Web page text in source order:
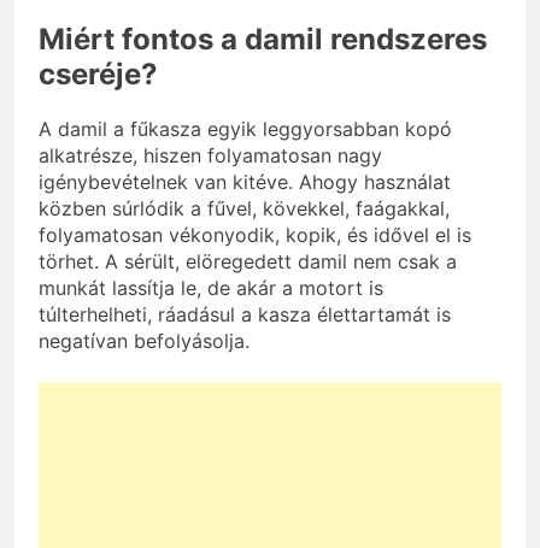
Miért fontos a damil rendszeres
cseréje?
A damil a fűkasza egyik leggyorsabban kopó
alkatrésze, hiszen folyamatosan nagy
igénybevételnek van kitéve. Ahogy használat
közben súrlódik a fűvel, kövekkel, faágakkal,
folyamatosan vékonyodik, kopik, és idővel el is
törhet. A sérült, elöregedett damil nem csak a
munkát lassítja le, de akár a motort is
túlterhelheti, ráadásul a kasza élettartamát is
negatívan befolyásolja.